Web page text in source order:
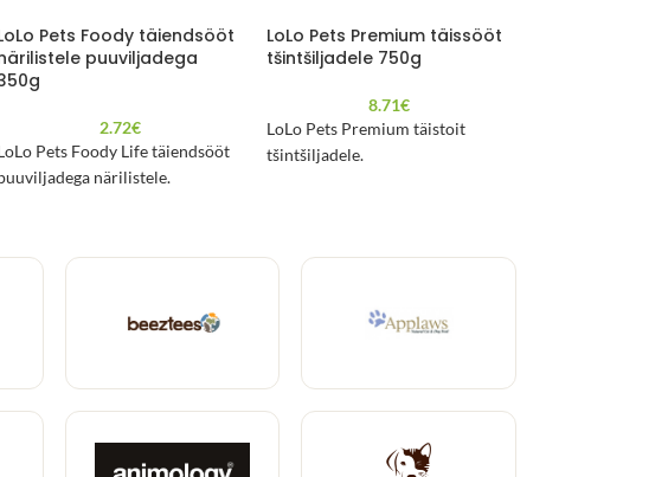
Pets Foody täiendsööt
puuviljadega
2.72€
Pets Foody Life täiendsööt
närilistele.
LoLo Pets Premium täissööt
tšintšiljadele 750g
8.71€
LoLo Pets Premium täistoit
tšintšiljadele.